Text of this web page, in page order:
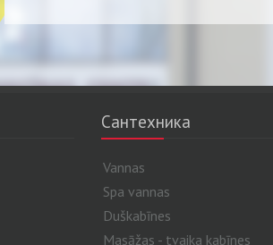
Сантехника
Vannas
Spa vannas
Duškabīnes
Masāžas - tvaika kabīnes